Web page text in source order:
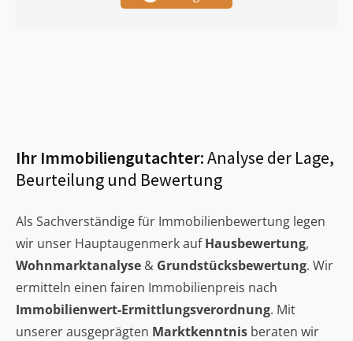
Ihr Immobiliengutachter:Analyse der Lage,
Beurteilung und Bewertung
Als Sachverständige für Immobilienbewertung legen
wir unser Hauptaugenmerk aufHausbewertung,
Wohnmarktanalyse & Grundstücksbewertung. Wir
ermitteln einen fairen Immobilienpreis nach
Immobilienwert-Ermittlungsverordnung. Mit
unserer ausgeprägten Marktkenntnis beraten wir